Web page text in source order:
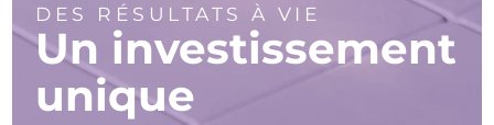
DES RÉSULTATS À VIE
Un investissement
unique